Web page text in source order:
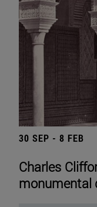
30 SEP - 8 FEB
Charles
monumental